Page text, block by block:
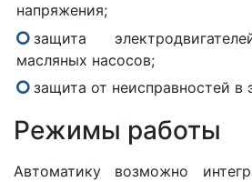
напряжения;
защита
масляных насосов;
защита от неисправностей в
Режимы работы
Автоматику возможно